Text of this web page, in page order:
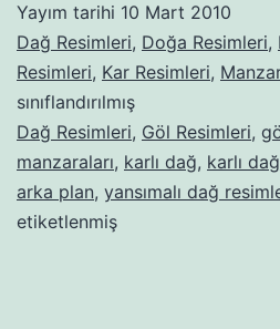
Yayım tarihi 10 Mart 2010
Dağ Resimleri, Doğa Resimleri,
Resimleri, Kar Resimleri,
sınıflandırılmış
Dağ Resimleri, Göl Resimleri,
manzaraları, karlı dağ, karlı
arka plan, yansımalı dağ
etiketlenmiş